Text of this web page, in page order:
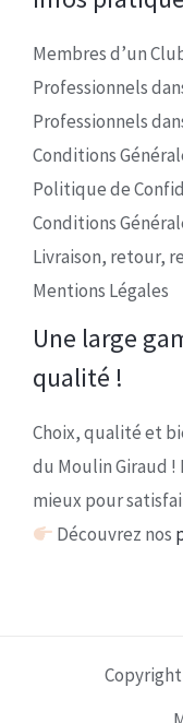
Membres d’un
Professionnels
Professionnels
Conditions
Politique de
Conditions
Livraison, retour,
Mentions Légales
Une large
qualité !
Choix, qualité et
du Moulin Giraud
mieux pour
Découvrez nos